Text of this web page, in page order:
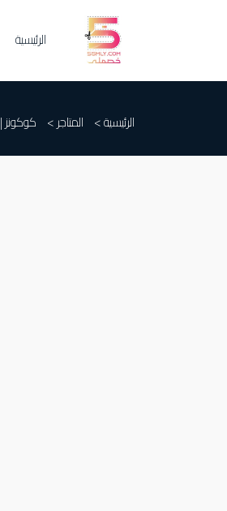
الرئيسية
الرئيسية > المتاجر > كوكونز | Cocoonz